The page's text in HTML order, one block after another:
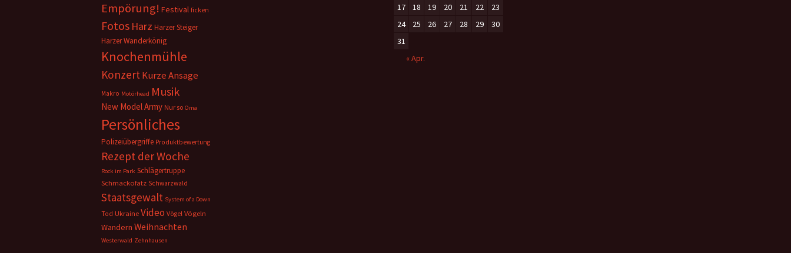
Empörung! Festival ficken
Fotos Harz Harzer Steiger
Harzer Wanderkönig
Knochenmühle
KonzertKurze Ansage
Makro Motörhead Musik
New Model Army Nur so Oma
Persönliches
Polizeiübergriffe Produktbewertung
Rezept der Woche
Rock im Park Schlägertruppe
Schmackofatz Schwarzwald
Staatsgewalt System of a Down
Tod Ukraine Video Vögel Vögeln
Wandern Weihnachten
Westerwald Zehnhausen
17
18 19 20 21 22
23
24
25 26 27 28 29
30
31
« Apr.